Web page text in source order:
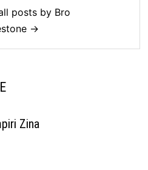
posts by Bro
→
Zina